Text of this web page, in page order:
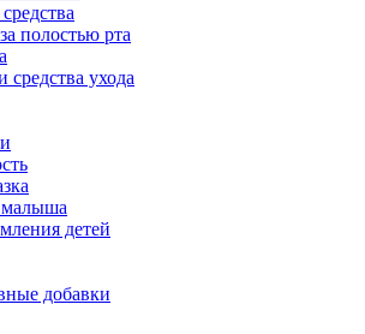
полостью рта
ухода
детей
добавки